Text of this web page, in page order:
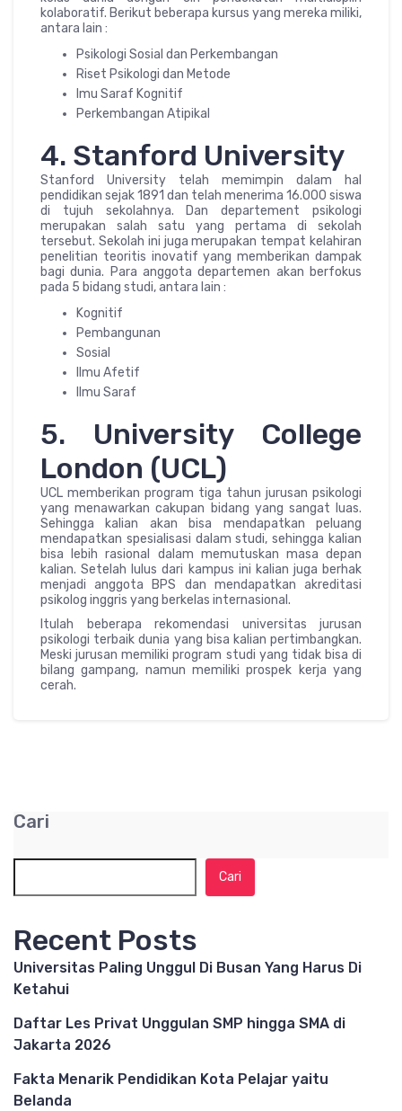
kolaboratif. Berikut beberapa kursus yang mereka miliki,
antara lain :
Psikologi Sosial dan Perkembangan
Riset Psikologi dan Metode
lmu Saraf Kognitif
Perkembangan Atipikal
4. Stanford University
Stanford University telah memimpin dalam hal
pendidikan sejak 1891 dan telah menerima 16.000 siswa
di tujuh sekolahnya. Dan departement psikologi
merupakan salah satu yang pertama di sekolah
tersebut. Sekolah ini juga merupakan tempat kelahiran
penelitian teoritis inovatif yang memberikan dampak
bagi dunia. Para anggota departemen akan berfokus
pada 5 bidang studi, antara lain :
Kognitif
Pembangunan
Sosial
Ilmu Afetif
Ilmu Saraf
5. University College
London (UCL)
UCL memberikan program tiga tahun jurusan psikologi
yang menawarkan cakupan bidang yang sangat luas.
Sehingga kalian akan bisa mendapatkan peluang
mendapatkan spesialisasi dalam studi, sehingga kalian
bisa lebih rasional dalam memutuskan masa depan
kalian. Setelah lulus dari kampus ini kalian juga berhak
menjadi anggota BPS dan mendapatkan akreditasi
psikolog inggris yang berkelas internasional.
Itulah beberapa rekomendasi universitas jurusan
psikologi terbaik dunia yang bisa kalian pertimbangkan.
Meski jurusan memiliki program studi yang tidak bisa di
bilang gampang, namun memiliki prospek kerja yang
cerah.
Cari
Cari
Recent Posts
Universitas Paling Unggul Di Busan Yang Harus Di
Ketahui
Daftar Les Privat Unggulan SMP hingga SMA di
Jakarta 2026
Fakta Menarik Pendidikan Kota Pelajar yaitu
Belanda